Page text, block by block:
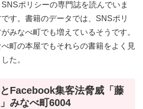
ポリシーの専門誌を読んでいま
す。書籍のデータでは、SNSポリ
みなべ町でも増えているそうです。
町の本屋でもそれらの書籍をよく見
た。
Facebook集客法脅威「藤
みなべ町6004